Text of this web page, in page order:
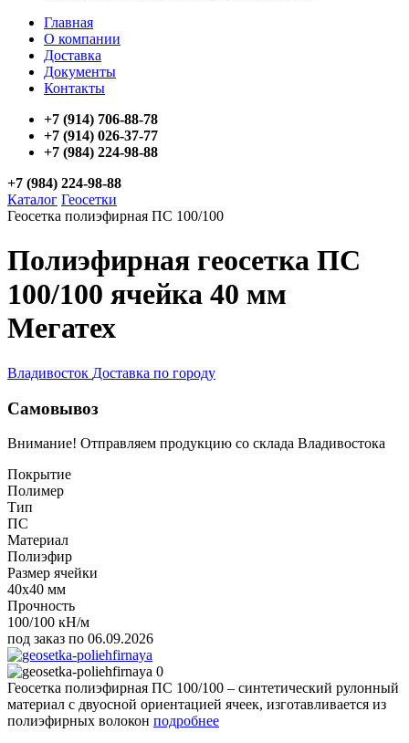
Главная
О компании
Доставка
Документы
Контакты
+7 (914) 706-88-78
+7 (914) 026-37-77
+7 (984) 224-98-88
+7 (984) 224-98-88
Каталог Геосетки
Геосетка полиэфирная ПС 100/100
Полиэфирная геосетка ПС
100/100 ячейка 40 мм
Мегатех
Владивосток Доставка по городу
Самовывоз
Внимание! Отправляем продукцию со склада Владивостока
Покрытие
Полимер
Тип
ПС
Материал
Полиэфир
Размер ячейки
40x40 мм
Прочность
100/100 кН/м
под заказ по 06.09.2026
Геосетка полиэфирная ПС 100/100 – синтетический рулонный
материал с двуосной ориентацией ячеек, изготавливается из
полиэфирных волокон подробнее